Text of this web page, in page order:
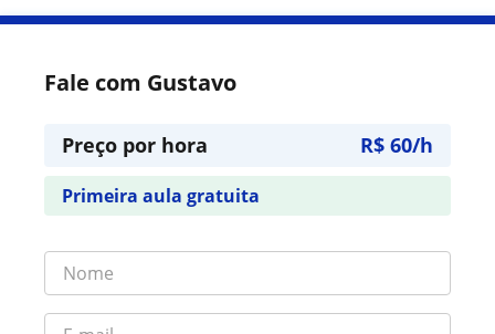
Fale com Gustavo
Preço por hora R$ 60/h
Primeira aula gratuita